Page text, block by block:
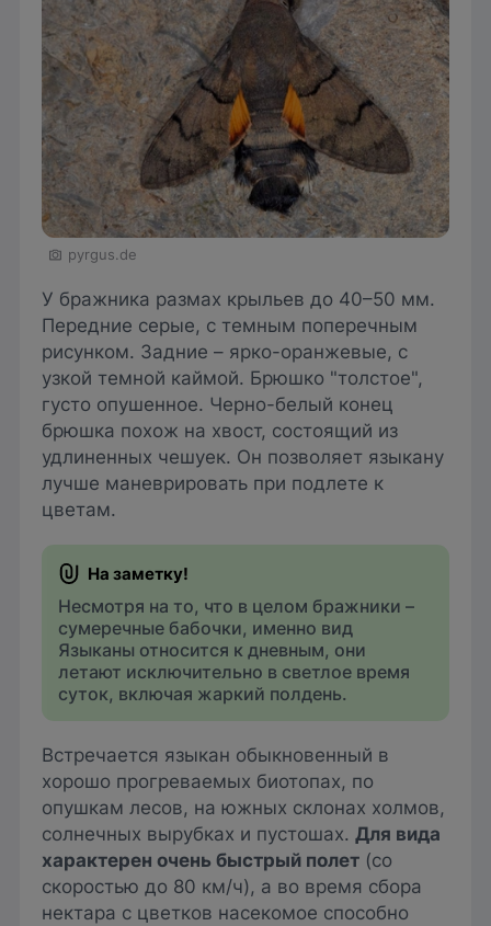
pyrgus.de
У бражника размах крыльев до 40–50 мм.
Передние серые, с темным поперечным
рисунком. Задние – ярко-оранжевые, с
узкой темной каймой. Брюшко "толстое",
густо опушенное. Черно-белый конец
брюшка похож на хвост, состоящий из
удлиненных чешуек. Он позволяет языкану
лучше маневрировать при подлете к
цветам.
Несмотря на то, что в целом бражники –
сумеречные бабочки, именно вид
Языканы относится к дневным, они
летают исключительно в светлое время
суток, включая жаркий полдень.
Встречается языкан обыкновенный в
хорошо прогреваемых биотопах, по
опушкам лесов, на южных склонах холмов,
солнечных вырубках и пустошах. Для вида
характерен очень быстрый полет (со
скоростью до 80 км/ч), а во время сбора
нектара с цветков насекомое способно